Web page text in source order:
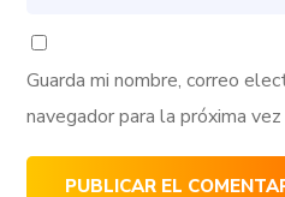
Guarda mi nombre, correo
navegador para la próxima